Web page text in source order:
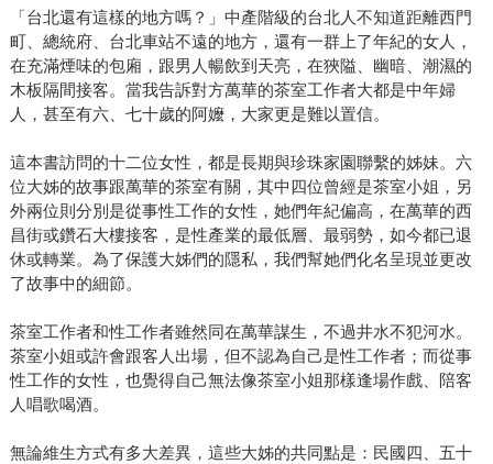
「台北還有這樣的地方嗎？」中產階級的台北人不知道距離西門
町、總統府、台北車站不遠的地方，還有一群上了年紀的女人，
在充滿煙味的包廂，跟男人暢飲到天亮，在狹隘、幽暗、潮濕的
木板隔間接客。當我告訴對方萬華的茶室工作者大都是中年婦
人，甚至有六、七十歲的阿嬤，大家更是難以置信。
這本書訪問的十二位女性，都是長期與珍珠家園聯繫的姊妹。六
位大姊的故事跟萬華的茶室有關，其中四位曾經是茶室小姐，另
外兩位則分別是從事性工作的女性，她們年紀偏高，在萬華的西
昌街或鑽石大樓接客，是性產業的最低層、最弱勢，如今都已退
休或轉業。為了保護大姊們的隱私，我們幫她們化名呈現並更改
了故事中的細節。
茶室工作者和性工作者雖然同在萬華謀生，不過井水不犯河水。
茶室小姐或許會跟客人出場，但不認為自己是性工作者；而從事
性工作的女性，也覺得自己無法像茶室小姐那樣逢場作戲、陪客
人唱歌喝酒。
無論維生方式有多大差異，這些大姊的共同點是：民國四、五十